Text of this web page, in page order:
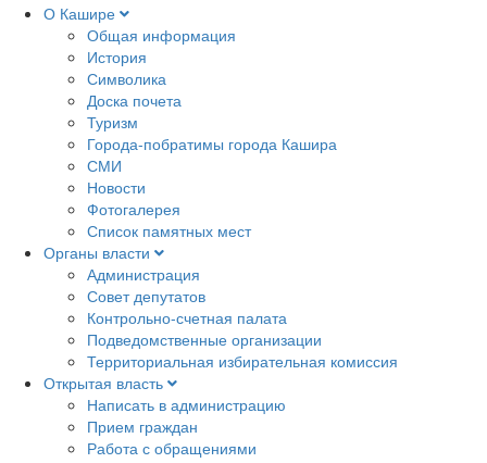
О Кашире
Общая информация
История
Символика
Доска почета
Туризм
Города-побратимы города Кашира
СМИ
Новости
Фотогалерея
Список памятных мест
Органы власти
Администрация
Совет депутатов
Контрольно-счетная палата
Подведомственные организации
Территориальная избирательная комиссия
Открытая власть
Написать в администрацию
Прием граждан
Работа с обращениями